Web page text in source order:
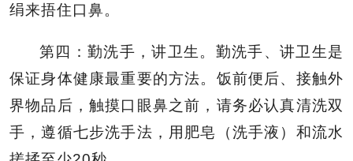
绢来捂住口鼻。
第四：勤洗手，讲卫生。勤洗手、讲卫生是
保证身体健康最重要的方法。饭前便后、接触外
界物品后，触摸口眼鼻之前，请务必认真清洗双
手，遵循七步洗手法，用肥皂（洗手液）和流水